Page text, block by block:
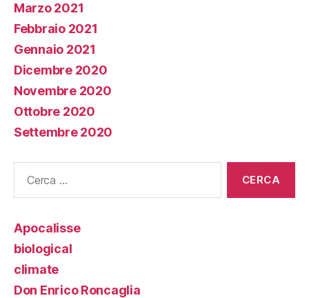
Marzo 2021
Febbraio 2021
Gennaio 2021
Dicembre 2020
Novembre 2020
Ottobre 2020
Settembre 2020
Apocalisse
biological
climate
Don Enrico Roncaglia